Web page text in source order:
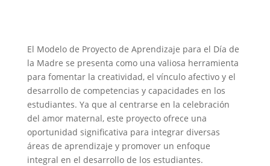
El Modelo de Proyecto de Aprendizaje para el Día de
la Madre se presenta como una valiosa herramienta
para fomentar la creatividad, el vínculo afectivo y el
desarrollo de competencias y capacidades en los
estudiantes. Ya que al centrarse en la celebración
del amor maternal, este proyecto ofrece una
oportunidad significativa para integrar diversas
áreas de aprendizaje y promover un enfoque
integral en el desarrollo de los estudiantes.